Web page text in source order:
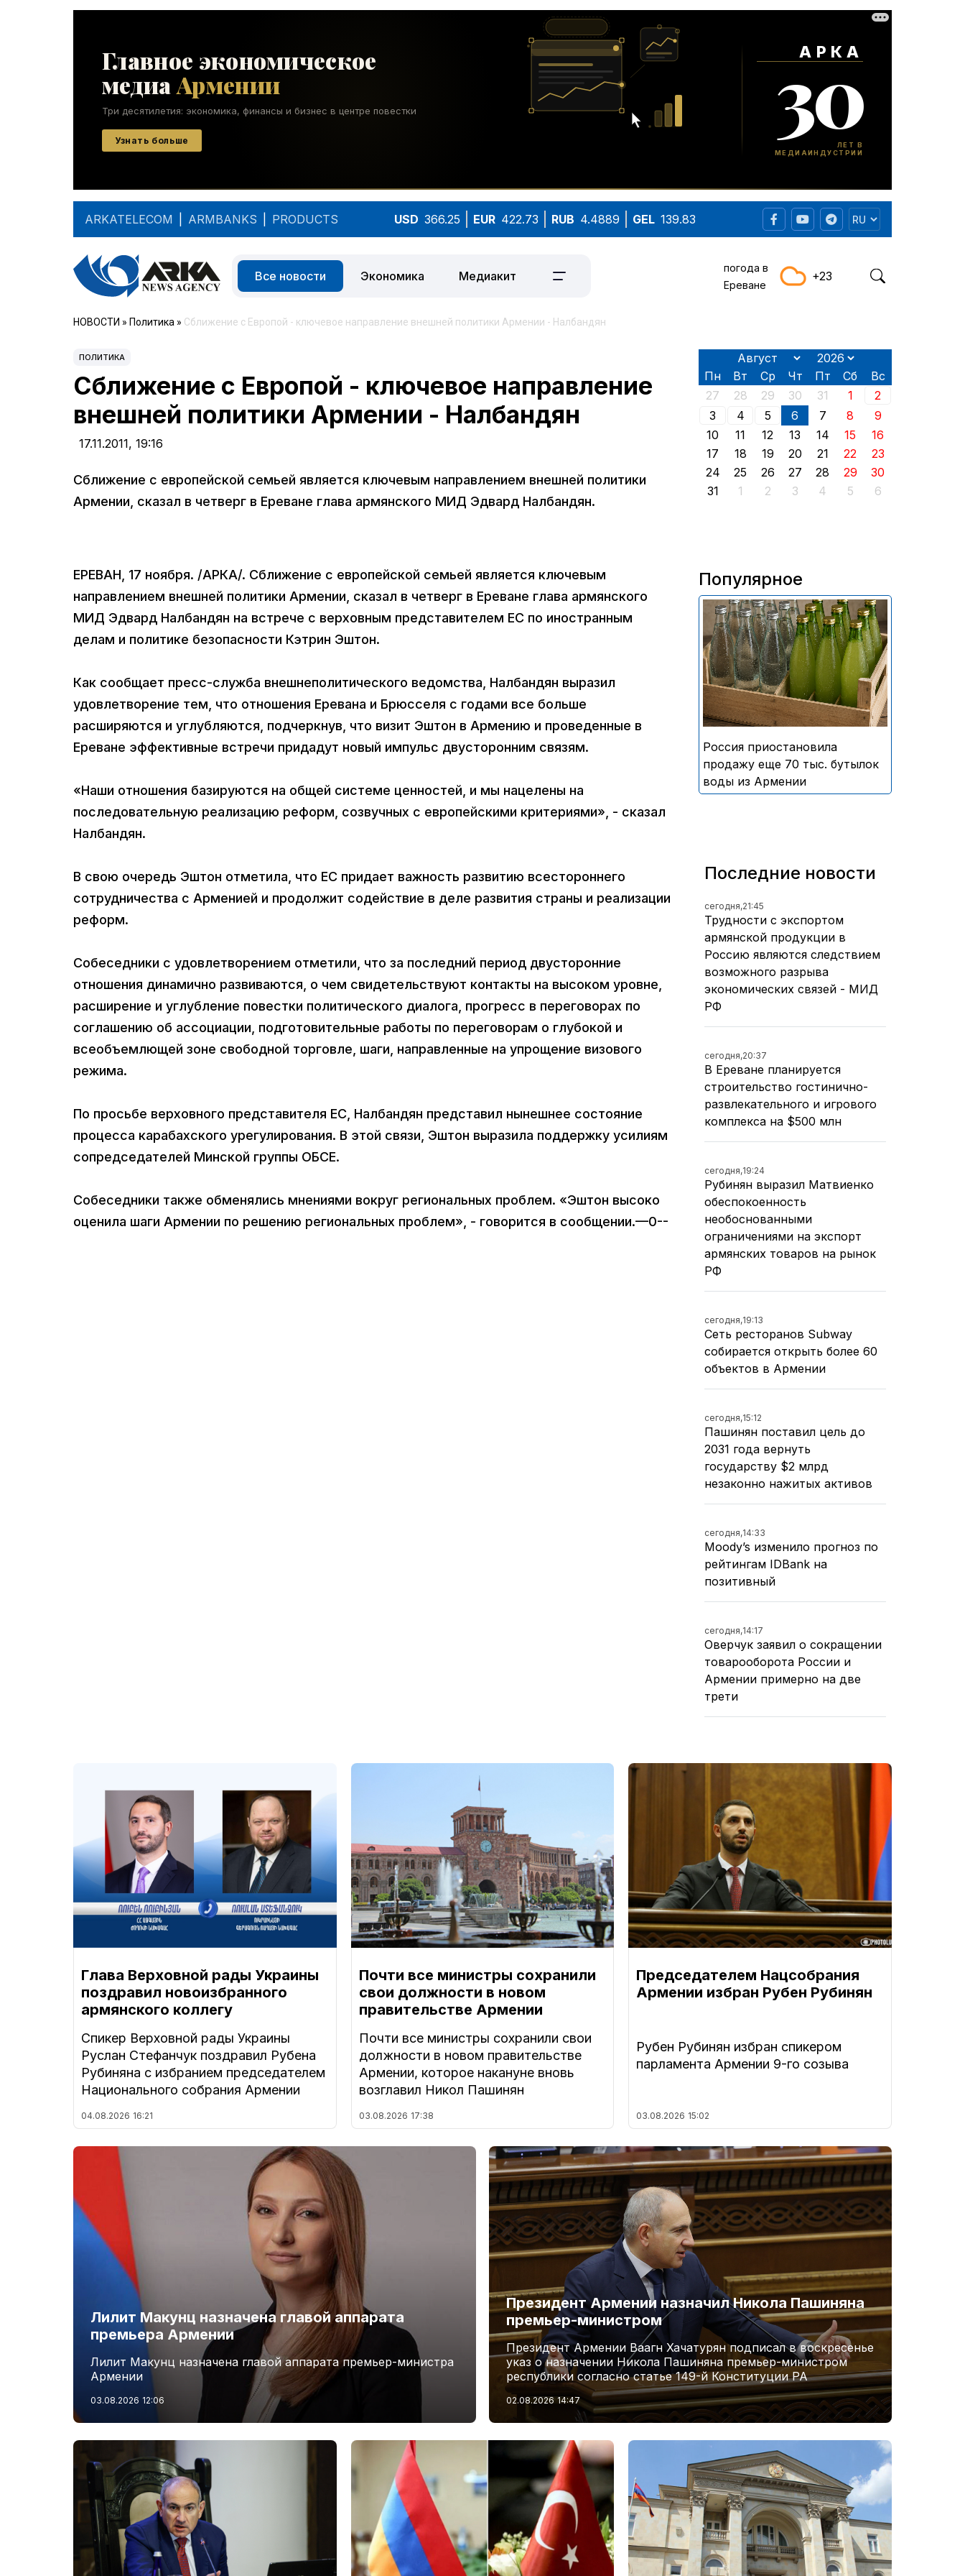
ARKATELECOM ARMBANKS PRODUCTS USD 366.25 EUR 422.73 RUB 4.4889 GEL 139.83
Все новости Экономика Медиакит
погода в
Ереване
+23
НОВОСТИ » Политика » Сближение с Европой - ключевое направление внешней политики Армении - Налбандян
ПОЛИТИКА
Сближение с Европой - ключевое направление
внешней политики Армении - Налбандян
17.11.2011, 19:16
Сближение с европейской семьей является ключевым направлением внешней политики
Армении, сказал в четверг в Ереване глава армянского МИД Эдвард Налбандян.
ЕРЕВАН, 17 ноября. /АРКА/. Сближение с европейской семьей является ключевым
направлением внешней политики Армении, сказал в четверг в Ереване глава армянского
МИД Эдвард Налбандян на встрече с верховным представителем ЕС по иностранным
делам и политике безопасности Кэтрин Эштон.
Как сообщает пресс-служба внешнеполитического ведомства, Налбандян выразил
удовлетворение тем, что отношения Еревана и Брюсселя с годами все больше
расширяются и углубляются, подчеркнув, что визит Эштон в Армению и проведенные в
Ереване эффективные встречи придадут новый импульс двусторонним связям.
«Наши отношения базируются на общей системе ценностей, и мы нацелены на
последовательную реализацию реформ, созвучных с европейскими критериями», - сказал
Налбандян.
В свою очередь Эштон отметила, что ЕС придает важность развитию всестороннего
сотрудничества с Арменией и продолжит содействие в деле развития страны и реализации
реформ.
Собеседники с удовлетворением отметили, что за последний период двусторонние
отношения динамично развиваются, о чем свидетельствуют контакты на высоком уровне,
расширение и углубление повестки политического диалога, прогресс в переговорах по
соглашению об ассоциации, подготовительные работы по переговорам о глубокой и
всеобъемлющей зоне свободной торговле, шаги, направленные на упрощение визового
режима.
По просьбе верховного представителя ЕС, Налбандян представил нынешнее состояние
процесса карабахского урегулирования. В этой связи, Эштон выразила поддержку усилиям
сопредседателей Минской группы ОБСЕ.
Собеседники также обменялись мнениями вокруг региональных проблем. «Эштон высоко
оценила шаги Армении по решению региональных проблем», - говорится в сообщении.—0--
Пн Вт Ср Чт Пт Сб
Вс
27
28 29 30 31 1
2
3
4 5 6 7 8
9
10
11 12 13 14 15
16
17
18 19 20 21 22
23
24
25 26 27 28 29
30
31
1 2 3 4 5 6
Популярное
В России приостановили
продажу более 70 тыс.
бутылок питьевой воды и
безалкогольных напитков
армянского производства
Россия приостановила
продажу еще 70 тыс. бутылок
воды из Армении
Последние новости
сегодня,21:45
Трудности с экспортом
армянской продукции в
Россию являются следствием
возможного разрыва
экономических связей - МИД
РФ
сегодня,20:37
В Ереване планируется
строительство гостинично-
развлекательного и игрового
комплекса на $500 млн
сегодня,19:24
Рубинян выразил Матвиенко
обеспокоенность
необоснованными
ограничениями на экспорт
армянских товаров на рынок
РФ
сегодня,19:13
Сеть ресторанов Subway
собирается открыть более 60
объектов в Армении
сегодня,15:12
Пашинян поставил цель до
2031 года вернуть
государству $2 млрд
незаконно нажитых активов
сегодня,14:33
Moody’s изменило прогноз по
рейтингам IDBank на
позитивный
сегодня,14:17
Оверчук заявил о сокращении
товарооборота России и
Армении примерно на две
трети
Глава Верховной рады Украины
поздравил новоизбранного
армянского коллегу
Спикер Верховной рады Украины
Руслан Стефанчук поздравил Рубена
Рубиняна с избранием председателем
Национального собрания Армении
04.08.2026 16:21
Почти все министры сохранили
свои должности в новом
правительстве Армении
Почти все министры сохранили свои
должности в новом правительстве
Армении, которое накануне вновь
возглавил Никол Пашинян
03.08.2026 17:38
Председателем Нацсобрания
Армении избран Рубен Рубинян
Рубен Рубинян избран спикером
парламента Армении 9-го созыва
03.08.2026 15:02
Лилит Макунц назначена главой аппарата
премьера Армении
Лилит Макунц назначена главой аппарата премьер-министра
Армении
03.08.2026 12:06
Президент Армении назначил Никола Пашиняна
премьер-министром
Президент Армении Ваагн Хачатурян подписал в воскресенье
указ о назначении Никола Пашиняна премьер-министром
республики согласно статье 149-й Конституции РА
02.08.2026 14:47